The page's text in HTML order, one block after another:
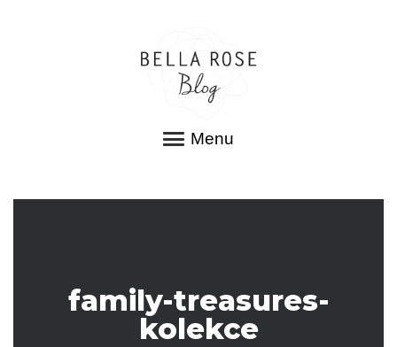
Menu
family-treasures-
kolekce